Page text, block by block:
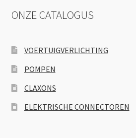
ONZE CATALOGUS
VOERTUIGVERLICHTING
POMPEN
CLAXONS
ELEKTRISCHE CONNECTOREN